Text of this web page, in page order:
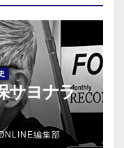
サヨナラ
編集部